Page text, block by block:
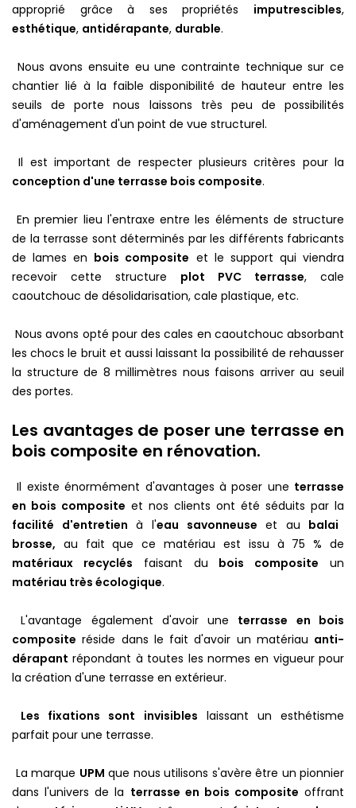
approprié grâce à ses propriétés imputrescibles,
esthétique, antidérapante, durable.
Nous avons ensuite eu une contrainte technique sur ce
chantier lié à la faible disponibilité de hauteur entre les
seuils de porte nous laissons très peu de possibilités
d'aménagement d'un point de vue structurel.
Il est important de respecter plusieurs critères pour la
conception d'une terrasse bois composite.
En premier lieu l'entraxe entre les éléments de structure
de la terrasse sont déterminés par les différents fabricants
de lames en bois composite et le support qui viendra
recevoir cette structure plot PVC terrasse, cale
caoutchouc de désolidarisation, cale plastique, etc.
Nous avons opté pour des cales en caoutchouc absorbant
les chocs le bruit et aussi laissant la possibilité de rehausser
la structure de 8 millimètres nous faisons arriver au seuil
des portes.
Les avantages de poser une terrasse en
bois composite en rénovation.
Il existe énormément d'avantages à poser une terrasse
en bois composite et nos clients ont été séduits par la
facilité d'entretien à l'eau savonneuse et au balai
brosse, au fait que ce matériau est issu à 75 % de
matériaux recyclés faisant du bois composite un
matériau très écologique.
L'avantage également d'avoir une terrasse en bois
composite réside dans le fait d'avoir un matériau anti-
dérapant répondant à toutes les normes en vigueur pour
la création d'une terrasse en extérieur.
Les fixations sont invisibles laissant un esthétisme
parfait pour une terrasse.
La marque UPM que nous utilisons s'avère être un pionnier
dans l'univers de la terrasse en bois composite offrant